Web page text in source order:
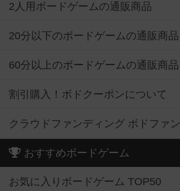
2人用ボードゲームの通販商品
20分以下のボードゲームの通販商品
60分以上のボードゲームの通販商品
割引購入！ボドクーポンについて
クラウドファンディング ボドファン
おすすめボードゲーム
お気に入りボードゲーム TOP50